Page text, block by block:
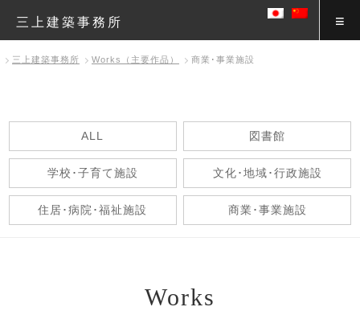
三上建築事務所
三上建築事務所 Works（主要作品） 商業･事業施設
ALL 図書館
学校･子育て施設 文化･地域･行政施設
住居･病院･福祉施設 商業･事業施設
Works